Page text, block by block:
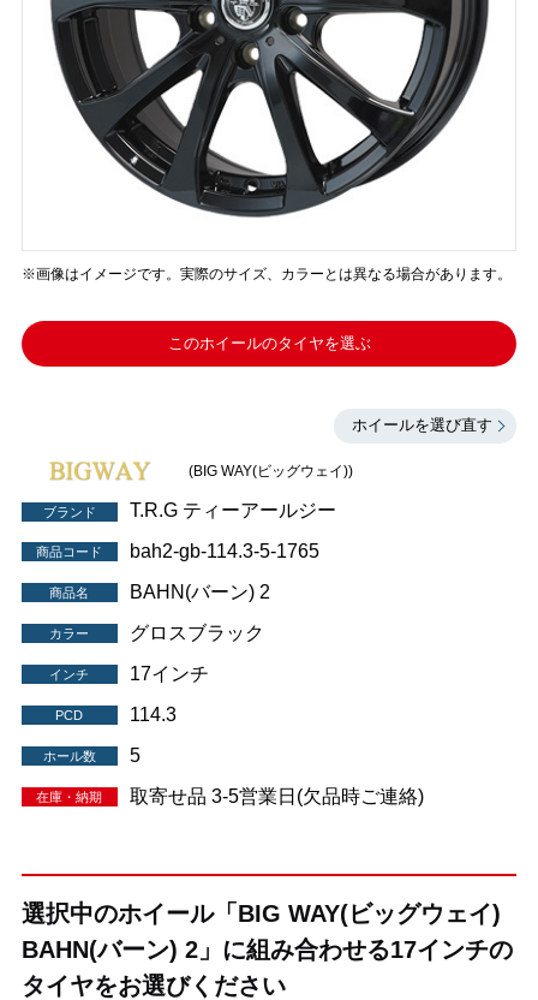
※画像はイメージです。実際のサイズ、カラーとは異なる場合があります。
このホイールのタイヤを選ぶ
ホイールを選び直す
(BIG WAY(ビッグウェイ))
ブランド T.R.G ティーアールジー
商品コード bah2-gb-114.3-5-1765
商品名 BAHN(バーン) 2
カラー グロスブラック
インチ 17インチ
PCD 114.3
ホール数 5
在庫・納期 取寄せ品 3-5営業日(欠品時ご連絡)
選択中のホイール「BIG WAY(ビッグウェイ)
BAHN(バーン) 2」に組み合わせる17インチの
タイヤをお選びください